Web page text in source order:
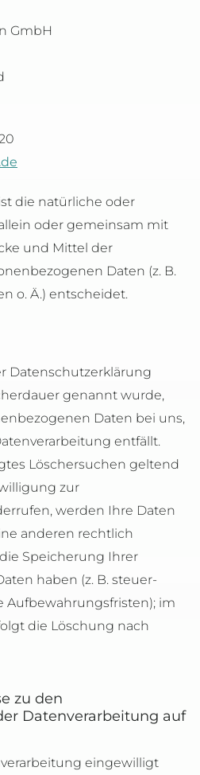
GmbH
die natürliche oder
oder gemeinsam mit
und Mittel der
Daten (z. B.
o. Ä.) entscheidet.
Datenschutzerklärung
genannt wurde,
Daten bei uns,
entfällt.
Löschersuchen geltend
zur
werden Ihre Daten
anderen rechtlich
Speicherung Ihrer
haben (z. B. steuer-
Aufbewahrungsfristen); im
die Löschung nach
zu den
Datenverarbeitung auf
eingewilligt